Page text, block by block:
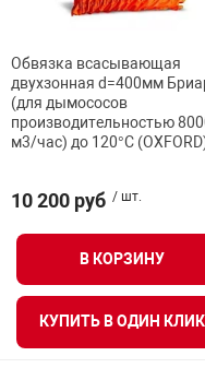
оборудование
Испытательное
Стойкость к
Обвязка всасывающая
двухзонная d=400мм
(для дымососов
производительностью
м3/час) до 120°С
10 200 руб / шт.
В КОРЗИНУ
КУПИТЬ В ОДИН КЛИК